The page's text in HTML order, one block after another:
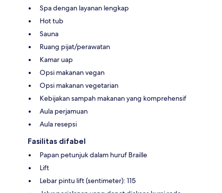
Spa dengan layanan lengkap
Hot tub
Sauna
Ruang pijat/perawatan
Kamar uap
Opsi makanan vegan
Opsi makanan vegetarian
Kebijakan sampah makanan yang komprehensif
Aula perjamuan
Aula resepsi
Fasilitas difabel
Papan petunjuk dalam huruf Braille
Lift
Lebar pintu lift (sentimeter): 115